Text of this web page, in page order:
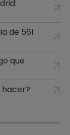
de 561
que
hacer?